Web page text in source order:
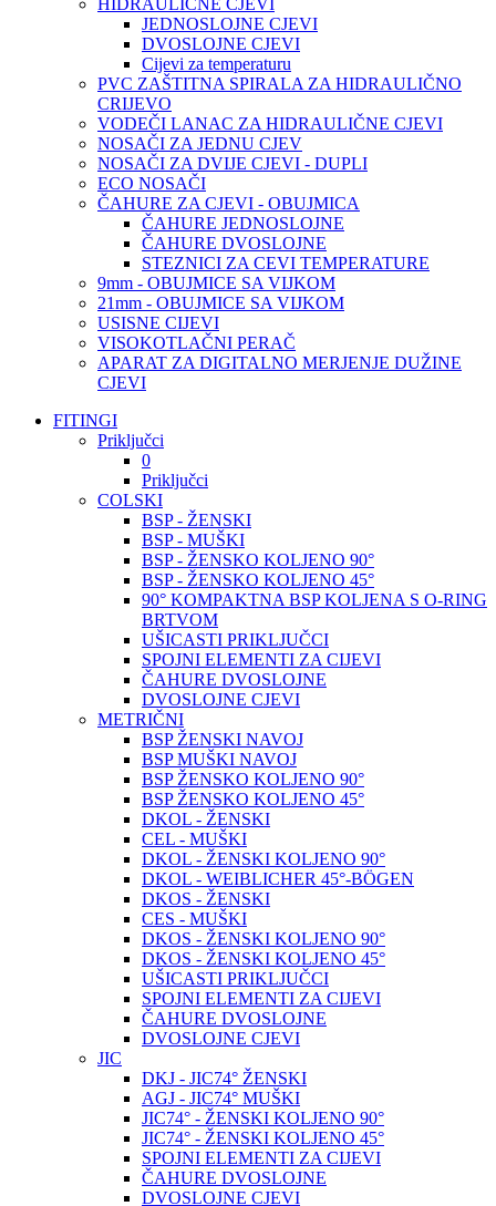
HIDRAULIČNE CJEVI
JEDNOSLOJNE CJEVI
DVOSLOJNE CJEVI
Cijevi za temperaturu
PVC ZAŠTITNA SPIRALA ZA HIDRAULIČNO
CRIJEVO
VODEČI LANAC ZA HIDRAULIČNE CJEVI
NOSAČI ZA JEDNU CJEV
NOSAČI ZA DVIJE CJEVI - DUPLI
ECO NOSAČI
ČAHURE ZA CJEVI - OBUJMICA
ČAHURE JEDNOSLOJNE
ČAHURE DVOSLOJNE
STEZNICI ZA CEVI TEMPERATURE
9mm - OBUJMICE SA VIJKOM
21mm - OBUJMICE SA VIJKOM
USISNE CIJEVI
VISOKOTLAČNI PERAČ
APARAT ZA DIGITALNO MERJENJE DUŽINE
CJEVI
FITINGI
Priključci
0
Priključci
COLSKI
BSP - ŽENSKI
BSP - MUŠKI
BSP - ŽENSKO KOLJENO 90°
BSP - ŽENSKO KOLJENO 45°
90° KOMPAKTNA BSP KOLJENA S O-RING
BRTVOM
UŠICASTI PRIKLJUČCI
SPOJNI ELEMENTI ZA CIJEVI
ČAHURE DVOSLOJNE
DVOSLOJNE CJEVI
METRIČNI
BSP ŽENSKI NAVOJ
BSP MUŠKI NAVOJ
BSP ŽENSKO KOLJENO 90°
BSP ŽENSKO KOLJENO 45°
DKOL - ŽENSKI
CEL - MUŠKI
DKOL - ŽENSKI KOLJENO 90°
DKOL - WEIBLICHER 45°-BÖGEN
DKOS - ŽENSKI
CES - MUŠKI
DKOS - ŽENSKI KOLJENO 90°
DKOS - ŽENSKI KOLJENO 45°
UŠICASTI PRIKLJUČCI
SPOJNI ELEMENTI ZA CIJEVI
ČAHURE DVOSLOJNE
DVOSLOJNE CJEVI
JIC
DKJ - JIC74° ŽENSKI
AGJ - JIC74° MUŠKI
JIC74° - ŽENSKI KOLJENO 90°
JIC74° - ŽENSKI KOLJENO 45°
SPOJNI ELEMENTI ZA CIJEVI
ČAHURE DVOSLOJNE
DVOSLOJNE CJEVI